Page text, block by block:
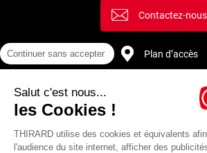
Contactez-nous
Plan d’accès
Continuer sans accepter
Salut c'est nous...
les Cookies !
THIRARD utilise des cookies et équivalents
l'audience du site internet, afficher des